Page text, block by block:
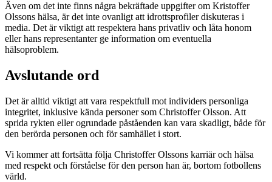
Även om det inte finns några bekräftade uppgifter om Kristoffer
Olssons hälsa, är det inte ovanligt att idrottsprofiler diskuteras i
media. Det är viktigt att respektera hans privatliv och låta honom
eller hans representanter ge information om eventuella
hälsoproblem.
Avslutande ord
Det är alltid viktigt att vara respektfull mot individers personliga
integritet, inklusive kända personer som Christoffer Olsson. Att
sprida rykten eller ogrundade påståenden kan vara skadligt, både för
den berörda personen och för samhället i stort.
Vi kommer att fortsätta följa Christoffer Olssons karriär och hälsa
med respekt och förståelse för den person han är, bortom fotbollens
värld.